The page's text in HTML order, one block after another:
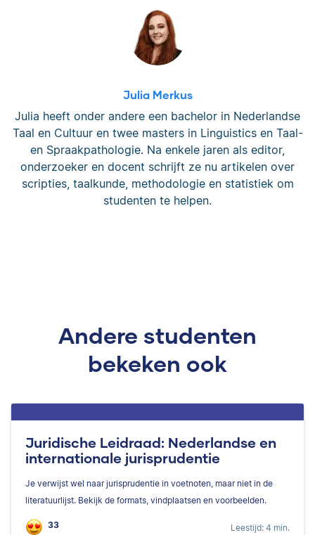
Julia Merkus
Julia heeft onder andere een bachelor in Nederlandse
Taal en Cultuur en twee masters in Linguistics en Taal-
en Spraakpathologie. Na enkele jaren als editor,
onderzoeker en docent schrijft ze nu artikelen over
scripties, taalkunde, methodologie en statistiek om
studenten te helpen.
Andere studenten
bekeken ook
Juridische Leidraad: Nederlandse en
internationale jurisprudentie
Je verwijst wel naar jurisprudentie in voetnoten, maar niet in de
literatuurlijst. Bekijk de formats, vindplaatsen en voorbeelden.
33 Leestijd: 4 min.